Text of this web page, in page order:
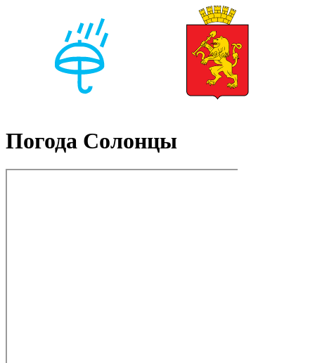
Погода Солонцы